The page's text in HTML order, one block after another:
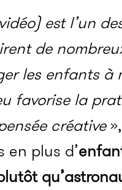
est l’un
de
les enfants à
favorise la
créative
en plus d’